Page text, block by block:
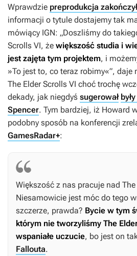
Wprawdzie preprodukcja
informacji o tytule dostajemy tak
mówiący IGN: „Doszliśmy do
Scrolls VI, że większość studia i
jest zajęta tym projektem, i
»To jest to, co teraz robimy«”, daje
The Elder Scrolls VI choć trochę
dekady, jak niegdyś sugerował
Spencer. Tym bardziej, iż Howard
podobny sposób na konferencji
GamesRadar+:
Większość z nas pracuje nad
Niesamowicie jest móc do tego
szczerze, prawda? Bycie w tym
którym nie tworzyliśmy The
wspaniałe uczucie, bo jest on
Fallouta.